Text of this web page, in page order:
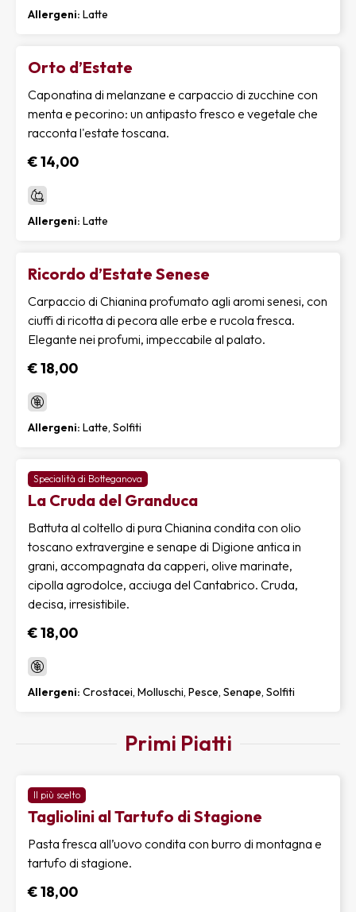
Allergeni: Latte
Orto d’Estate
Caponatina di melanzane e carpaccio di zucchine con
menta e pecorino: un antipasto fresco e vegetale che
racconta l'estate toscana.
€ 14,00
Allergeni: Latte
Ricordo d’Estate Senese
Carpaccio di Chianina profumato agli aromi senesi, con
ciuffi di ricotta di pecora alle erbe e rucola fresca.
Elegante nei profumi, impeccabile al palato.
€ 18,00
Allergeni: Latte, Solfiti
Specialità di Botteganova
La Cruda del Granduca
Battuta al coltello di pura Chianina condita con olio
toscano extravergine e senape di Digione antica in
grani, accompagnata da capperi, olive marinate,
cipolla agrodolce, acciuga del Cantabrico. Cruda,
decisa, irresistibile.
€ 18,00
Allergeni: Crostacei, Molluschi, Pesce, Senape, Solfiti
Primi Piatti
Il più scelto
Tagliolini al Tartufo di Stagione
Pasta fresca all’uovo condita con burro di montagna e
tartufo di stagione.
€ 18,00